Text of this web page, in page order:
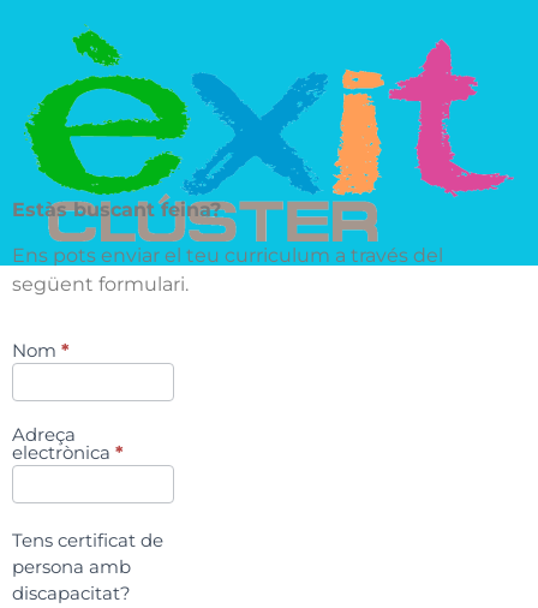
Estàs buscant feina?
Ens pots enviar el teu curriculum a través del
següent formulari.
Recerca
Nom *
Adreça
electrònica *
Tens certificat de
persona amb
discapacitat?